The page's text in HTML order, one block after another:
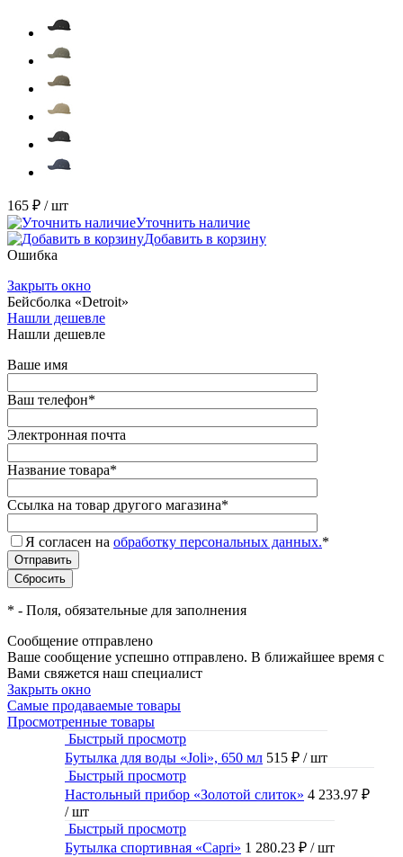
165 ₽ / шт
Уточнить наличие
Добавить в корзину
Ошибка
Закрыть окно
Бейсболка «Detroit»
Нашли дешевле
Нашли дешевле
Ваше имя
Ваш телефон*
Электронная почта
Название товара*
Ссылка на товар другого магазина*
Я согласен на обработку персональных данных.*
* - Поля, обязательные для заполнения
Сообщение отправлено
Ваше сообщение успешно отправлено. В ближайшее время с
Вами свяжется наш специалист
Закрыть окно
Самые продаваемые товары
Просмотренные товары
Быстрый просмотр
Бутылка для воды «Joli», 650 мл 515 ₽ / шт
Быстрый просмотр
Настольный прибор «Золотой слиток» 4 233.97 ₽
/ шт
Быстрый просмотр
Бутылка спортивная «Capri» 1 280.23 ₽ / шт